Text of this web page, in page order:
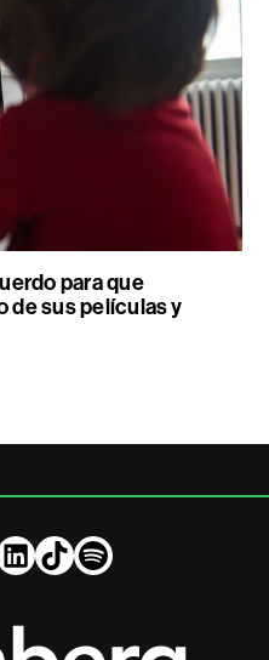
para que
de sus películas y